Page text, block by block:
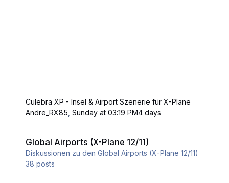
Culebra XP - Insel & Airport Szenerie für X-Plane
Andre_RX85,Sunday at 03:19 PM4 days
Global Airports (X-Plane 12/11)
Diskussionen zu den Global Airports (X-Plane 12/11)
38 posts